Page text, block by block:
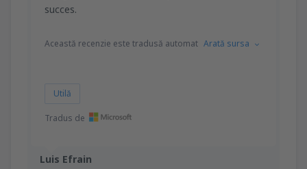
Luis Efrain
succes.
Această recenzie este tradusă automat Arată sursa
Utilă
Tradus de